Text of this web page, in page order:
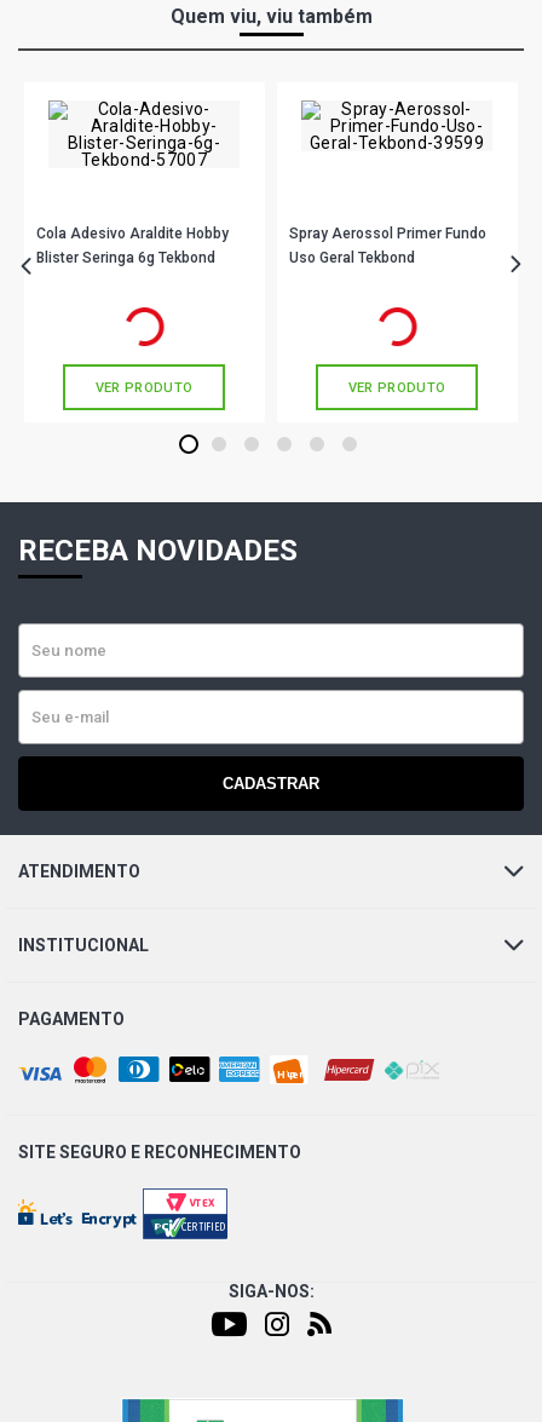
Quem viu, viu também
Cola Adesivo Araldite Hobby
Blister Seringa 6g Tekbond
em até 1x de
VER PRODUTO
Spray Aerossol Primer Fundo
Uso Geral Tekbond
em até 1x de
VER PRODUTO
1 2 3 4 5 6
RECEBA NOVIDADES
CADASTRAR
ATENDIMENTO
INSTITUCIONAL
PAGAMENTO
SITE SEGURO E RECONHECIMENTO
SIGA-NOS: